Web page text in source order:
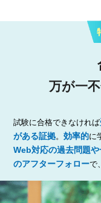
万が一
試験に合格できなければ
がある証拠。効率的に
Web対応の過去問題
のアフターフォローで